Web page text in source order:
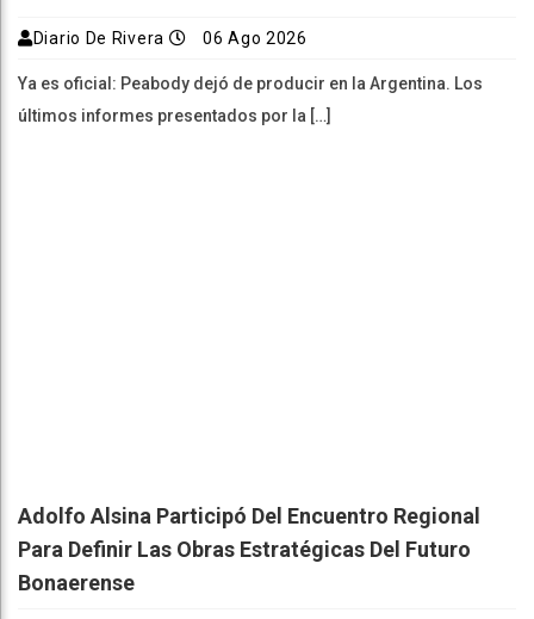
Diario De Rivera 06 Ago 2026
Ya es oficial: Peabody dejó de producir en la Argentina. Los
últimos informes presentados por la […]
Adolfo Alsina Participó Del Encuentro Regional
Para Definir Las Obras Estratégicas Del Futuro
Bonaerense